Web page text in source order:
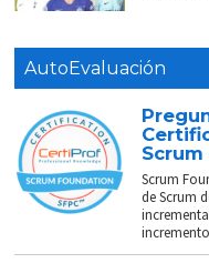
AutoEvaluación
Scrum
Scrum
de Scrum